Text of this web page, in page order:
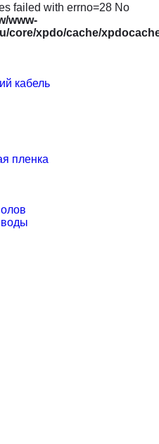
failed with errno=28 No
www-
core/xpdo/cache/
кабель
пленка
воды